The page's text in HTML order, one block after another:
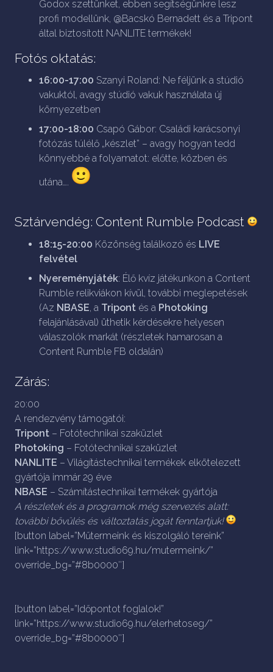
Godox szettünket, ebben segítségünkre lesz
profi modellünk, @Bacskó Bernadett és a Tripont
által biztosított NANLITE termékek!
Fotós oktatás:
16:00-17:00 Szanyi Roland: Ne féljünk a stúdió
vakuktól, avagy stúdió vakuk használata új
környezetben
17:00-18:00 Csapó Gábor: Családi karácsonyi
fotózás túlélő „készlet” – avagy hogyan tedd
könnyebbé a folyamatot: előtte, közben és
utána….
Sztárvendég: Content Rumble Podcast
18:15-20:00 Közönség találkozó és LIVE
felvétel
Nyereményjáték: Élő kvíz játékunkon a Content
Rumble relikviákon kívül, további meglepetések
(Az NBASE, a Tripont és a Photoking
felajánlásával) üthetik kérdésekre helyesen
válaszolók markát (részletek hamarosan a
Content Rumble FB oldalán)
Zárás:
20:00
A rendezvény támogatói:
Tripont – Fotótechnikai szaküzlet
Photoking – Fotótechnikai szaküzlet
NANLITE – Világítástechnikai termékek elkötelezett
gyártója immár 29 éve
NBASE – Számítástechnikai termékek gyártója
A részletek és a programok még szervezés alatt:
további bővülés és változtatás jogát fenntartjuk!
[button label=”Műtermeink és kiszolgáló tereink”
link=”https://www.studio69.hu/mutermeink/”
override_bg=”#8b0000″]
[button label=”Időpontot foglalok!”
link=”https://www.studio69.hu/elerhetoseg/”
override_bg=”#8b0000″]